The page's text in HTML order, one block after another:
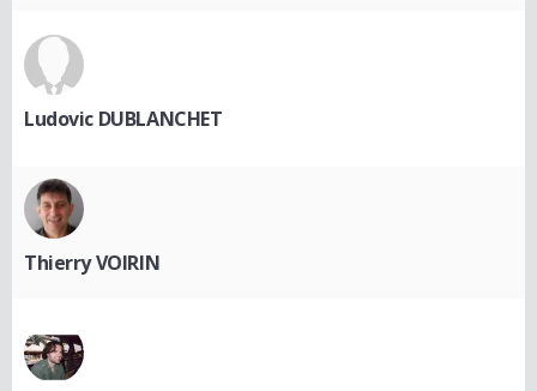
Ludovic DUBLANCHET
Thierry VOIRIN